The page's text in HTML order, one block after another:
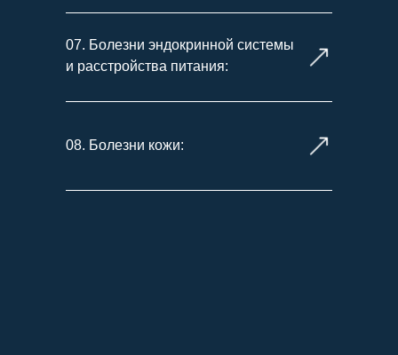
07. Болезни эндокринной системы
и расстройства питания:
08. Болезни кожи: